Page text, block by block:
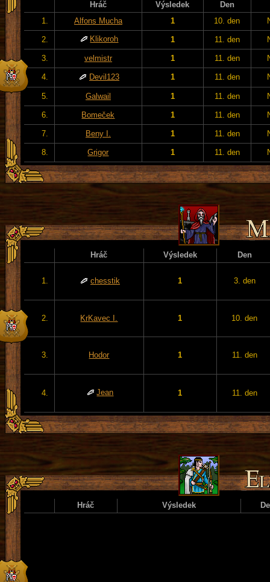
Hráč Výsledek
Den
1.
Alfons Mucha 1 10. den
2. Klikoroh 1 11. den
3. velmistr 1 11. den
4. Devil123 1 11. den
5. Galwail 1 11. den
6. Bomeček 1 11. den
7. Beny I. 1 11. den
8. Grigor 1 11. den
Hráč Výsledek Den
1. chesstik 1 3. den
2. KrKavec I. 1 10. den
3. Hodor 1 11. den
4. Jean 1 11. den
Hráč Výsledek